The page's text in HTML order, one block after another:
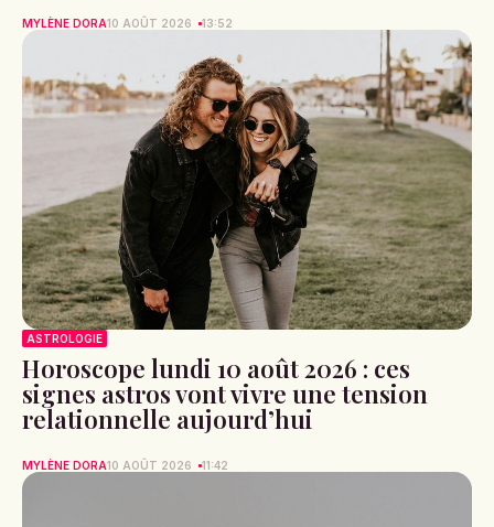
MYLÈNE DORA10 AOÛT 2026 13:52
ASTROLOGIE
Horoscope lundi 10 août 2026 : ces
signes astros vont vivre une tension
relationnelle aujourd’hui
MYLÈNE DORA10 AOÛT 2026 11:42